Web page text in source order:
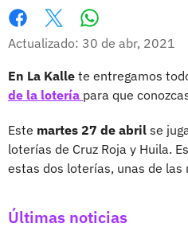
Facebook
X
Actualizado: 30 de abr, 2021
En La Kalle te entregamos
de la lotería para que
Este martes 27 de abril se
loterías de Cruz Roja y Huila.
estas dos loterías, unas de
Últimas noticias